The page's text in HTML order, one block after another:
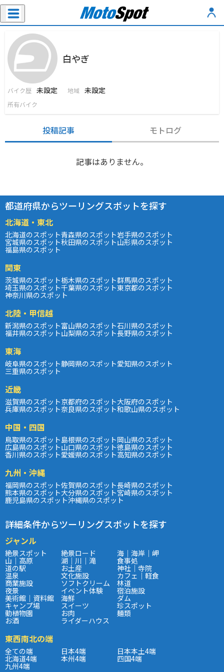
白やぎ
バイク歴 未設定 地域 未設定
所有バイク
投稿記事 モトログ
記事はありません。
都道府県からツーリングスポットを探す
北海道・東北
北海道のスポット青森県のスポット岩手県のスポット
宮城県のスポット秋田県のスポット山形県のスポット
福島県のスポット
関東
茨城県のスポット栃木県のスポット群馬県のスポット
埼玉県のスポット千葉県のスポット東京都のスポット
神奈川県のスポット
北陸・甲信越
新潟県のスポット富山県のスポット石川県のスポット
福井県のスポット山梨県のスポット長野県のスポット
東海
岐阜県のスポット静岡県のスポット愛知県のスポット
三重県のスポット
近畿
滋賀県のスポット京都府のスポット大阪府のスポット
兵庫県のスポット奈良県のスポット和歌山県のスポット
中国・四国
鳥取県のスポット島根県のスポット岡山県のスポット
広島県のスポット山口県のスポット徳島県のスポット
香川県のスポット愛媛県のスポット高知県のスポット
九州・沖縄
福岡県のスポット佐賀県のスポット長崎県のスポット
熊本県のスポット大分県のスポット宮崎県のスポット
鹿児島県のスポット沖縄県のスポット
詳細条件からツーリングスポットを探す
ジャンル
絶景スポット 絶景ロード 海｜海岸｜岬
山｜高原 湖｜川｜滝 食事処
道の駅 お土産 神社｜寺院
温泉 文化施設 カフェ｜軽食
商業施設 ソフトクリーム 林道
夜景 イベント体験 宿泊施設
美術館｜資料館 海鮮 ダム
キャンプ場 スイーツ 珍スポット
動植物園 お肉 麺類
お酒 ライダーハウス
東西南北の端
全ての端 日本4端 日本本土4端
北海道4端 本州4端 四国4端
九州4端